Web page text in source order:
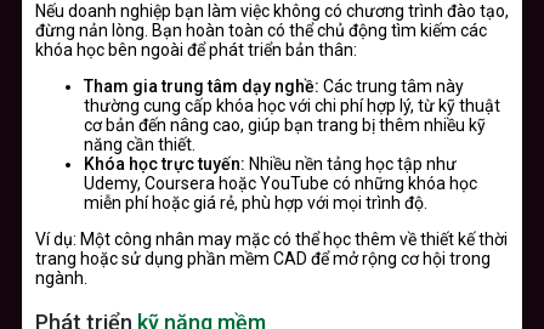
Nếu doanh nghiệp bạn làm việc không có chương trình đào tạo,
đừng nản lòng. Bạn hoàn toàn có thể chủ động tìm kiếm các
khóa học bên ngoài để phát triển bản thân:
Tham gia trung tâm dạy nghề: Các trung tâm này
thường cung cấp khóa học với chi phí hợp lý, từ kỹ thuật
cơ bản đến nâng cao, giúp bạn trang bị thêm nhiều kỹ
năng cần thiết.
Khóa học trực tuyến: Nhiều nền tảng học tập như
Udemy, Coursera hoặc YouTube có những khóa học
miễn phí hoặc giá rẻ, phù hợp với mọi trình độ.
Ví dụ: Một công nhân may mặc có thể học thêm về thiết kế thời
trang hoặc sử dụng phần mềm CAD để mở rộng cơ hội trong
ngành.
Phát triển kỹ năng mềm